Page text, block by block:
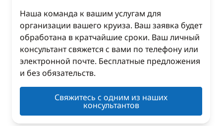
Наша команда к вашим услугам для
организации вашего круиза. Ваш заявка будет
обработана в кратчайшие сроки. Ваш личный
консультант свяжется с вами по телефону или
электронной почте. Бесплатные предложения
и без обязательств.
Свяжитесь с одним из наших
консультантов